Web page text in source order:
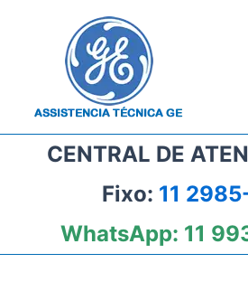
CENTRAL DE
Fixo: 11
WhatsApp: 11